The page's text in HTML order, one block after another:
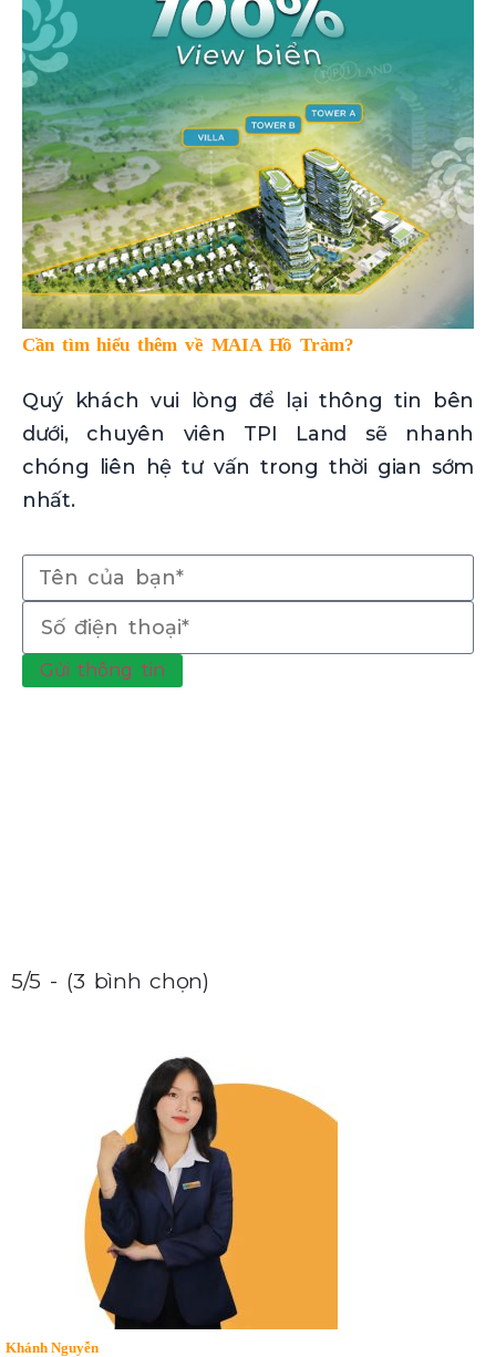
Cần tìm hiểu thêm về MAIA Hồ Tràm?
Quý khách vui lòng để lại thông tin bên
dưới, chuyên viên TPI Land sẽ nhanh
chóng liên hệ tư vấn trong thời gian sớm
nhất.
Gửi thông tin
5/5 - (3 bình chọn)
Khánh Nguyễn